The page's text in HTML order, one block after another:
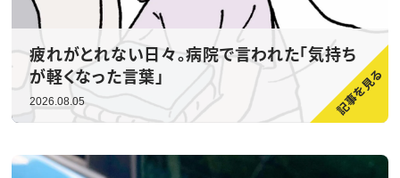
疲れがとれない日々。病院で言われた「気持ち
が軽くなった言葉」
2026.08.05